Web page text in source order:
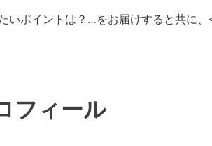
いポイントは？ …をお届けすると共に、
フィール